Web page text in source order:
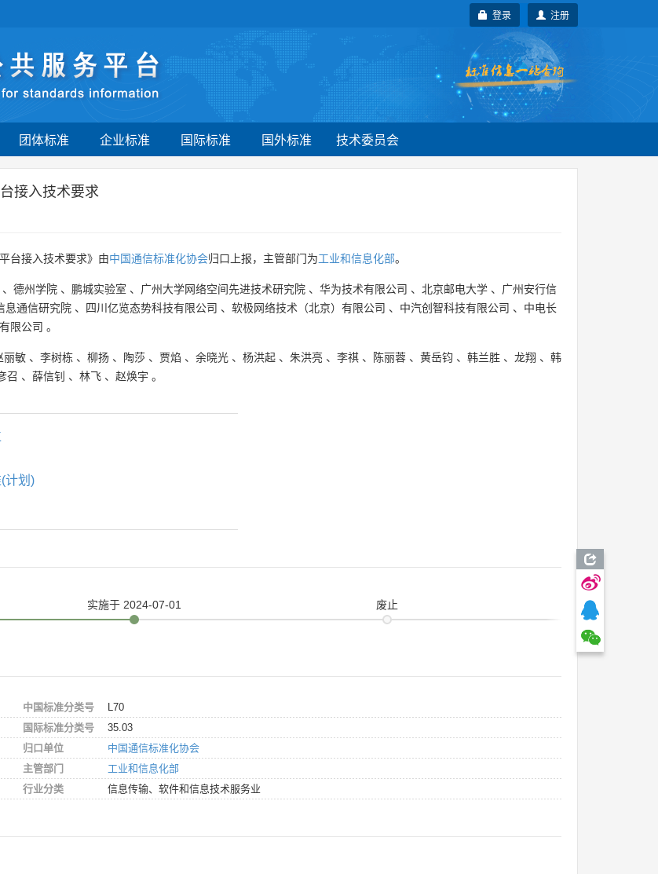
注册
登录
团体标准 企业标准 国际标准 国外标准 技术委员会
接入技术要求
台接入技术要求》由中国通信标准化协会归口上报，主管部门为工业和信息化部。
、 德州学院 、 鹏城实验室 、 广州大学网络空间先进技术研究院 、 华为技术有限公司 、 北京邮电大学 、 广州安行信
息通信研究院 、 四川亿览态势科技有限公司 、 软极网络技术（北京）有限公司 、 中汽创智科技有限公司 、 中电长
限公司 。
丽敏 、 李树栋 、 柳扬 、 陶莎 、 贾焰 、 余晓光 、 杨洪起 、 朱洪亮 、 李祺 、 陈丽蓉 、 黄岳钧 、 韩兰胜 、 龙翔 、 韩
召 、 薛信钊 、 林飞 、 赵焕宇 。
计划)
实施于 2024-07-01 废止
中国标准分类号
L70
国际标准分类号
35.03
归口单位
中国通信标准化协会
主管部门
工业和信息化部
行业分类
信息传输、软件和信息技术服务业